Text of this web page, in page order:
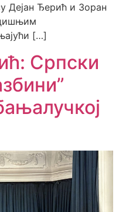
Дејан Ђерић и Зоран
[…]
Српски